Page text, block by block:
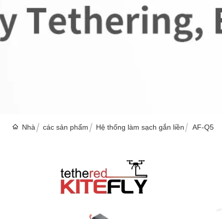
Nhà các sản phẩm Hệ thống làm sạch gắn liền AF-Q5